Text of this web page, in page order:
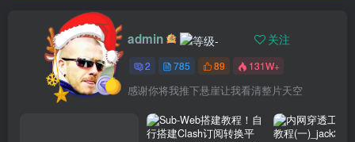
admin 关注
2 785 89 131W+
感谢你将我推下悬崖让我看清整片天空